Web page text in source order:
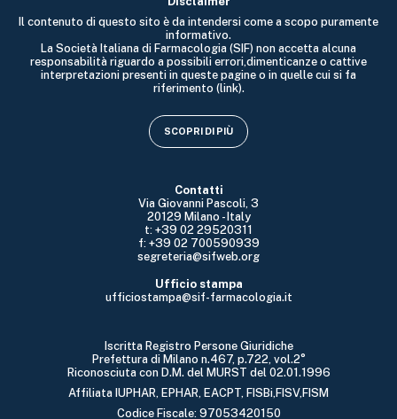
Contatti
Via Giovanni Pascoli, 3
20129 Milano - Italy
t: +39 02 29520311
f: +39 02 700590939
segreteria@sifweb.org
Ufficio stampa
ufficiostampa@sif-farmacologia.it
Iscritta Registro Persone Giuridiche
Prefettura di Milano n.467, p.722, vol.2°
Riconosciuta con D.M. del MURST del 02.01.1996
Affiliata IUPHAR, EPHAR, EACPT, FISBi,FISV,FISM
Codice Fiscale: 97053420150
Il contenuto di questo sito è da intendersi come a scopo puramente
informativo.
La Società Italiana di Farmacologia (SIF) non accetta alcuna
responsabilità riguardo a possibili errori,dimenticanze o cattive
interpretazioni presenti in queste pagine o in quelle cui si fa
riferimento (link).
SCOPRI DI PIÙ